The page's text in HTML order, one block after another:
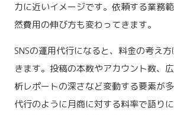
力に近いイメージです。依頼する業務
然費用の伸び方も変わってきます。
SNSの運用代行になると、料金の考え
きます。投稿の本数やアカウント数、
析レポートの深さなど変動する要素が
代行のように月商に対する料率で語り